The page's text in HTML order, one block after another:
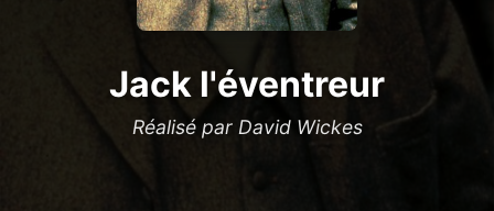
Jack l'éventreur
Réalisé par David Wickes